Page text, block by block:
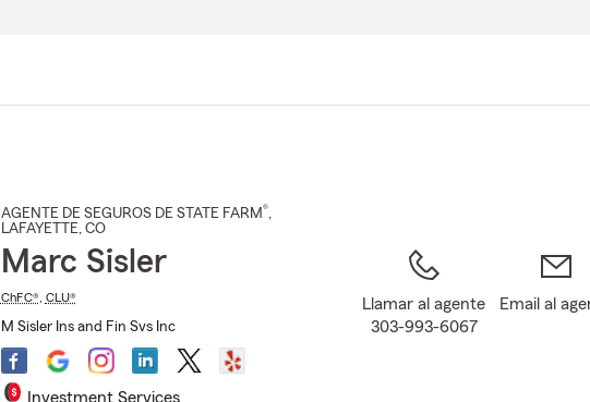
AGENTE DE SEGUROS DE STATE FARM®,
LAFAYETTE, CO
Marc Sisler
ChFC®, CLU®
M Sisler Ins and Fin Svs Inc
Investment Services
Llamar al agente
303-993-6067
Email al